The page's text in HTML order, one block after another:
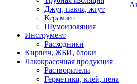
Джут, пакля, жгут
Керамзит
Шумоизоляция
Инструмент
Расходники
Кирпич, ЖБИ, блоки
Лакокрасочная продукция
Растворители
Герметики, клей, пена